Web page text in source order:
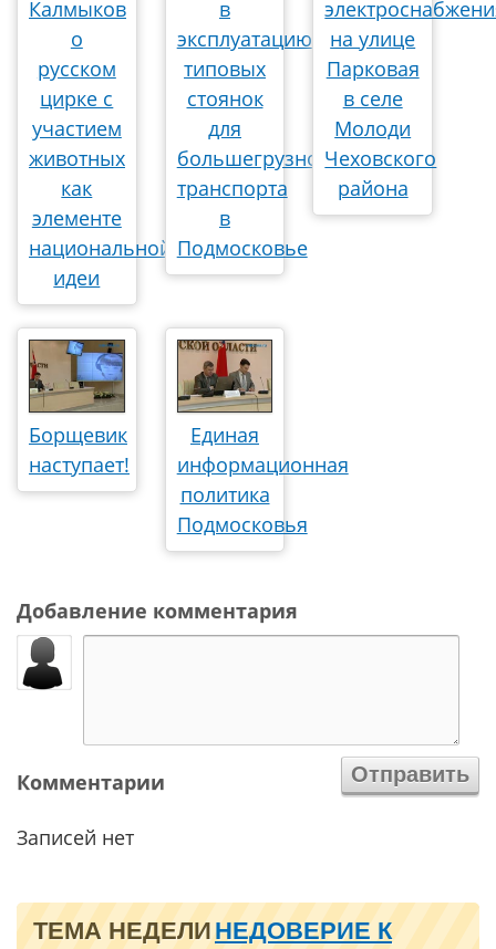
Калмыков
о
русском
цирке с
участием
животных
как
элементе
национальной
идеи
в
эксплуатацию
типовых
стоянок
для
большегрузного
транспорта
в
Подмосковье
на улице
Парковая
в селе
Молоди
Чеховского
района
Борщевик
наступает!
Единая
информационная
политика
Подмосковья
Добавление комментария
Комментарии
Записей нет
ТЕМА НЕДЕЛИ НЕДОВЕРИЕ К